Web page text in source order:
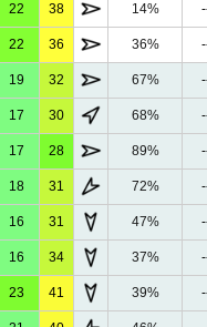
22 38 14%
22 36 36%
19 32 67%
17 30 68%
17 28 89%
18 31 72%
16 31 47%
16 34 37%
23 41 39%